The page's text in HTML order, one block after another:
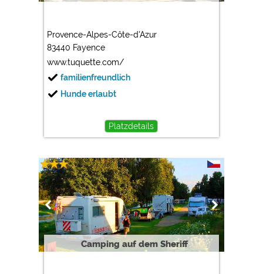
Provence-Alpes-Côte-d'Azur
83440 Fayence
www.tuquette.com/
familienfreundlich
Hunde erlaubt
Platzdetails
Camping auf dem Sheriff